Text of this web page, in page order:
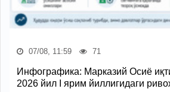
07/08, 11:59 71
Инфографика: Марказий Осиё
2026 йил I ярим йиллигидаги